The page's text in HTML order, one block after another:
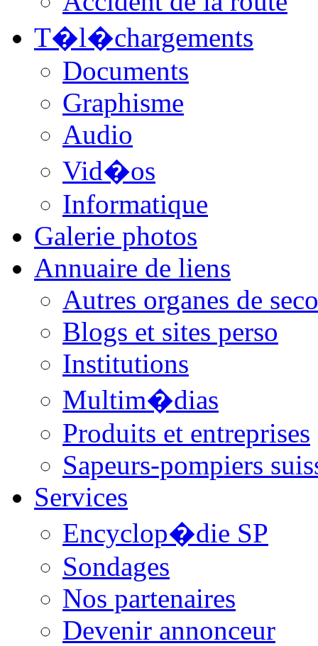
T�l�chargements
Documents
Graphisme
Audio
Vid�os
Informatique
Galerie photos
Annuaire de liens
Autres organes de
Blogs et sites perso
Institutions
Multim�dias
Produits et entreprises
Sapeurs-pompiers
Services
Encyclop�die SP
Sondages
Nos partenaires
Devenir annonceur